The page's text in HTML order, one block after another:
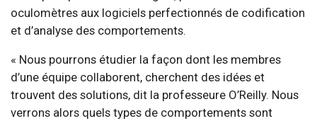
oculomètres aux logiciels perfectionnés de codification
et d’analyse des comportements.
« Nous pourrons étudier la façon dont les membres
d’une équipe collaborent, cherchent des idées et
trouvent des solutions, dit la professeure O’Reilly. Nous
verrons alors quels types de comportements sont